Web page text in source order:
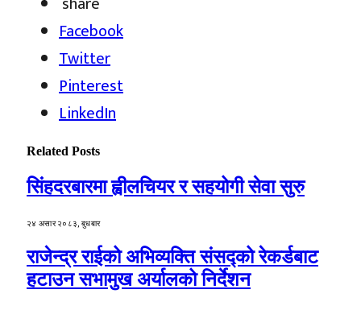
Facebook
Twitter
Pinterest
LinkedIn
Related Posts
सिंहदरबारमा ह्वीलचियर र सहयोगी सेवा सुरु
२४ असार २०८३, बुधबार
राजेन्द्र राईको अभिव्यक्ति संसद्को रेकर्डबाट
हटाउन सभामुख अर्यालको निर्देशन